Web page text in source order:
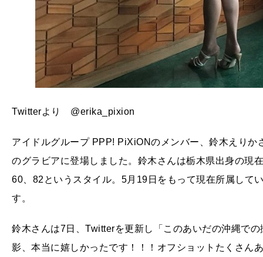
Twitterより @erika_pixion
アイドルグループ PPP! PiXiONのメンバー、鈴木えり
のグラビアに登場しました。鈴木さんは栃木県出身の現
60、82というスタイル。5月19日をもって現在所属して
す。
鈴木さんは7日、Twitterを更新し「このあいだの沖縄で
影、本当に嬉しかったです！！！オフショットたくさん